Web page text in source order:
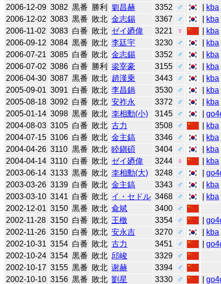
2006-12-09 3082 黒番 勝利 劉昌赫 3352 ♂ kba
2006-12-02 3083 黒番 敗北 金志錫 3367 ♂ kba
2006-11-02 3083 白番 敗北 ゼイ廼偉 3221 ♀ kba
2006-09-12 3084 黒番 敗北 李廷宇 3230 ♂ kba
2006-07-21 3085 白番 敗北 金志錫 3352 ♂ kba
2006-07-02 3086 白番 勝利 梁宰豪 3155 ♂ kba
2006-04-30 3087 黒番 敗北 趙漢乗 3443 ♂ kba
2005-09-01 3091 白番 敗北 李昌鍋 3530 ♂ kba
2005-08-18 3092 白番 敗北 安祚永 3372 ♂ kba
2005-01-14 3098 黒番 敗北 李相勳(小) 3145 ♂ |
2004-08-03 3105 白番 敗北 古力 3508 ♂ kba
2004-07-15 3106 白番 敗北 金主鎬 3346 ♂ kba
2004-04-26 3110 黒番 敗北 睦鎭碩 3404 ♂ kba
2004-04-14 3110 白番 敗北 ゼイ廼偉 3244 ♀ kba
2003-06-14 3133 黒番 敗北 李相勳(大) 3248 ♂ |
2003-03-26 3139 白番 敗北 金主鎬 3343 ♂ kba
2003-03-10 3141 白番 敗北 イ・セドル 3468 ♂ kba
2002-12-01 3150 黒番 敗北 兪斌 3400
♂
2002-11-28 3150 白番 敗北 王檄 3354 ♂ |
2002-11-26 3150 白番 敗北 安永吉 3270 ♂ kba
2002-10-31 3154 白番 敗北 古力 3451 ♂ |
2002-10-24 3154 黒番 敗北 邱峻 3329
♂
2002-10-17 3155 黒番 敗北 谢赫 3394
♂
2002-10-10 3156 黒番 敗北 劉星 3330 ♂ |